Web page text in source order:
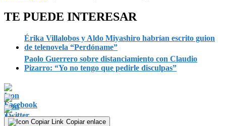
TE PUEDE INTERESAR
Érika Villalobos y Aldo Miyashiro habrían escrito guion
de telenovela “Perdóname”
Paolo Guerrero sobre distanciamiento con Claudio
Pizarro: “Yo no tengo que pedirle disculpas”
Copiar enlace